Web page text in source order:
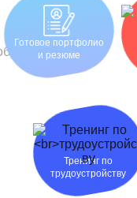
Готовое портфолио
и резюме
Тренинг по
трудоустройству